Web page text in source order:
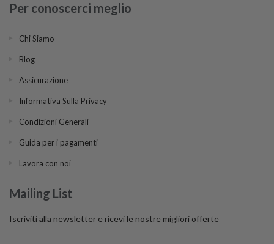
Per conoscerci meglio
Chi Siamo
Blog
Assicurazione
Informativa Sulla Privacy
Condizioni Generali
Guida per i pagamenti
Lavora con noi
Mailing List
Iscriviti alla newsletter e ricevi le nostre migliori offerte